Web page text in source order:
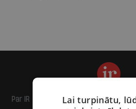
Par IR
Lai turpinātu,